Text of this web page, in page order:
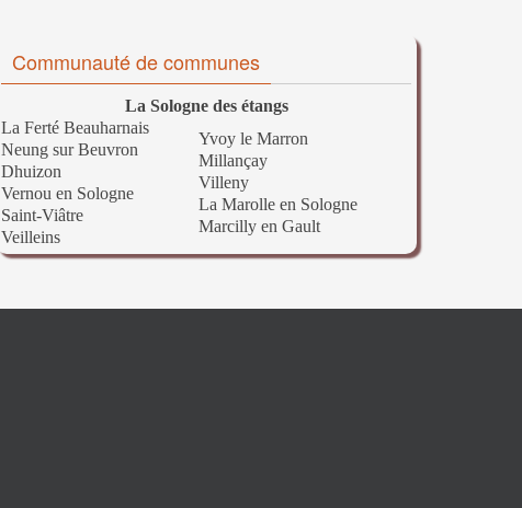
Communauté de communes
La Sologne des étangs
La Ferté Beauharnais
Neung sur Beuvron
Dhuizon
Vernou en Sologne
Saint-Viâtre
Veilleins
Yvoy le Marron
Millançay
Villeny
La Marolle en Sologne
Marcilly en Gault